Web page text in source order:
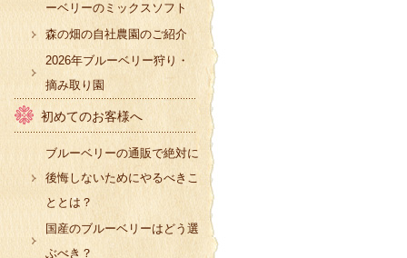
ーベリーのミックスソフト
森の畑の自社農園のご紹介
2026年ブルーベリー狩り・
摘み取り園
初めてのお客様へ
ブルーベリーの通販で絶対に
後悔しないためにやるべきこ
ととは？
国産のブルーベリーはどう選
ぶべき？